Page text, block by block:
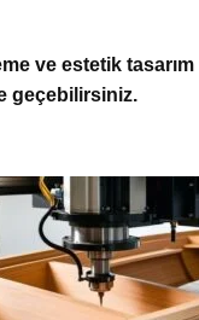
ve estetik tasarım
geçebilirsiniz.